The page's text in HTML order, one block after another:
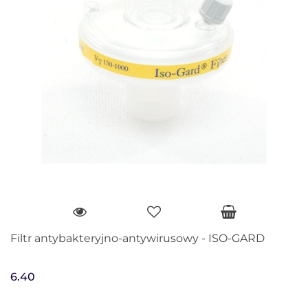
Filtr antybakteryjno-antywirusowy - ISO-GARD
6.40